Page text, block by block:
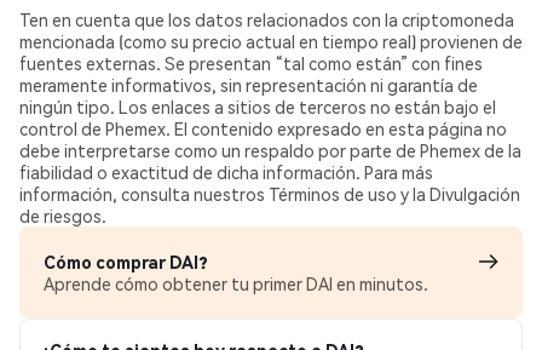
Ten en cuenta que los datos relacionados con la criptomoneda
mencionada (como su precio actual en tiempo real) provienen de
fuentes externas. Se presentan “tal como están” con fines
meramente informativos, sin representación ni garantía de
ningún tipo. Los enlaces a sitios de terceros no están bajo el
control de Phemex. El contenido expresado en esta página no
debe interpretarse como un respaldo por parte de Phemex de la
fiabilidad o exactitud de dicha información. Para más
información, consulta nuestros Términos de uso y la Divulgación
de riesgos.
Cómo comprar DAI?
Aprende cómo obtener tu primer DAI en minutos.